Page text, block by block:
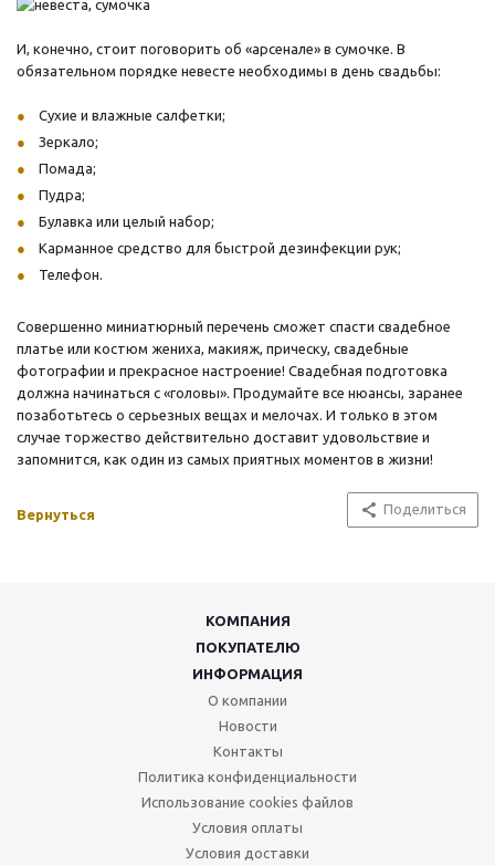
И, конечно, стоит поговорить об «арсенале» в сумочке. В
обязательном порядке невесте необходимы в день свадьбы:
Сухие и влажные салфетки;
Зеркало;
Помада;
Пудра;
Булавка или целый набор;
Карманное средство для быстрой дезинфекции рук;
Телефон.
Совершенно миниатюрный перечень сможет спасти свадебное
платье или костюм жениха, макияж, прическу, свадебные
фотографии и прекрасное настроение! Свадебная подготовка
должна начинаться с «головы». Продумайте все нюансы, заранее
позаботьтесь о серьезных вещах и мелочах. И только в этом
случае торжество действительно доставит удовольствие и
запомнится, как один из самых приятных моментов в жизни!
Вернуться Поделиться
КОМПАНИЯ
ПОКУПАТЕЛЮ
ИНФОРМАЦИЯ
О компании
Новости
Контакты
Политика конфиденциальности
Использование cookies файлов
Условия оплаты
Условия доставки